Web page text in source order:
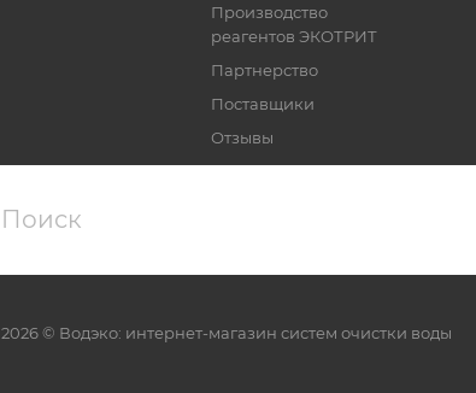
Производство
реагентов ЭКОТРИТ
Партнерство
Поставщики
Отзывы
Реквизиты
2026 © Водэко: интернет-магазин систем очистки воды